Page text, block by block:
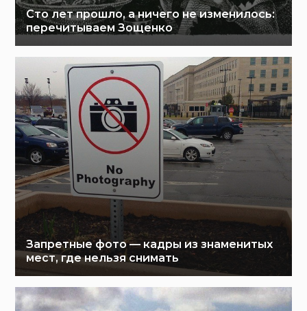
Сто лет прошло, а ничего не изменилось:
перечитываем Зощенко
Запретные фото — кадры из знаменитых
мест, где нельзя снимать